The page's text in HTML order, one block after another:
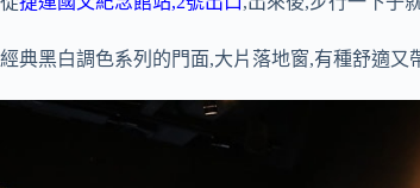
經典黑白調色系列的門面,大片落地窗,有種舒適